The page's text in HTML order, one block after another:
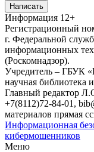
Написать
Информация 12+
Регистрационный
г. Федеральной
информационных
(Роскомнадзор).
Учредитель – ГБУК
научная библиотека
Главный редактор
+7(8112)72-84-01,
материалов прямая
Информационная
кибермошенников
Меню